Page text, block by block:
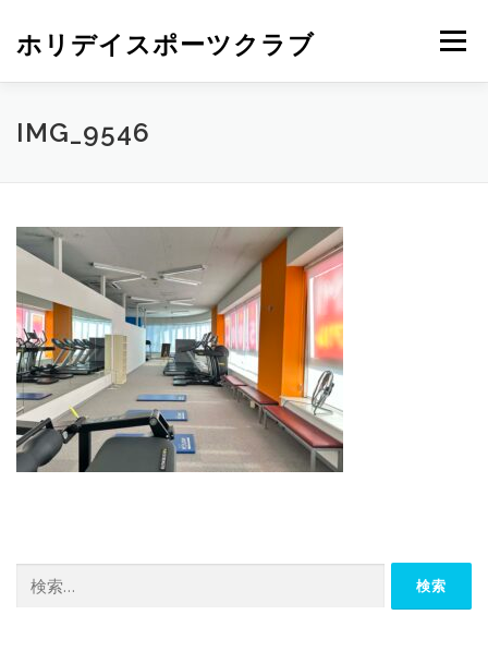
ホリデイスポーツクラブ メニュー
IMG_9546